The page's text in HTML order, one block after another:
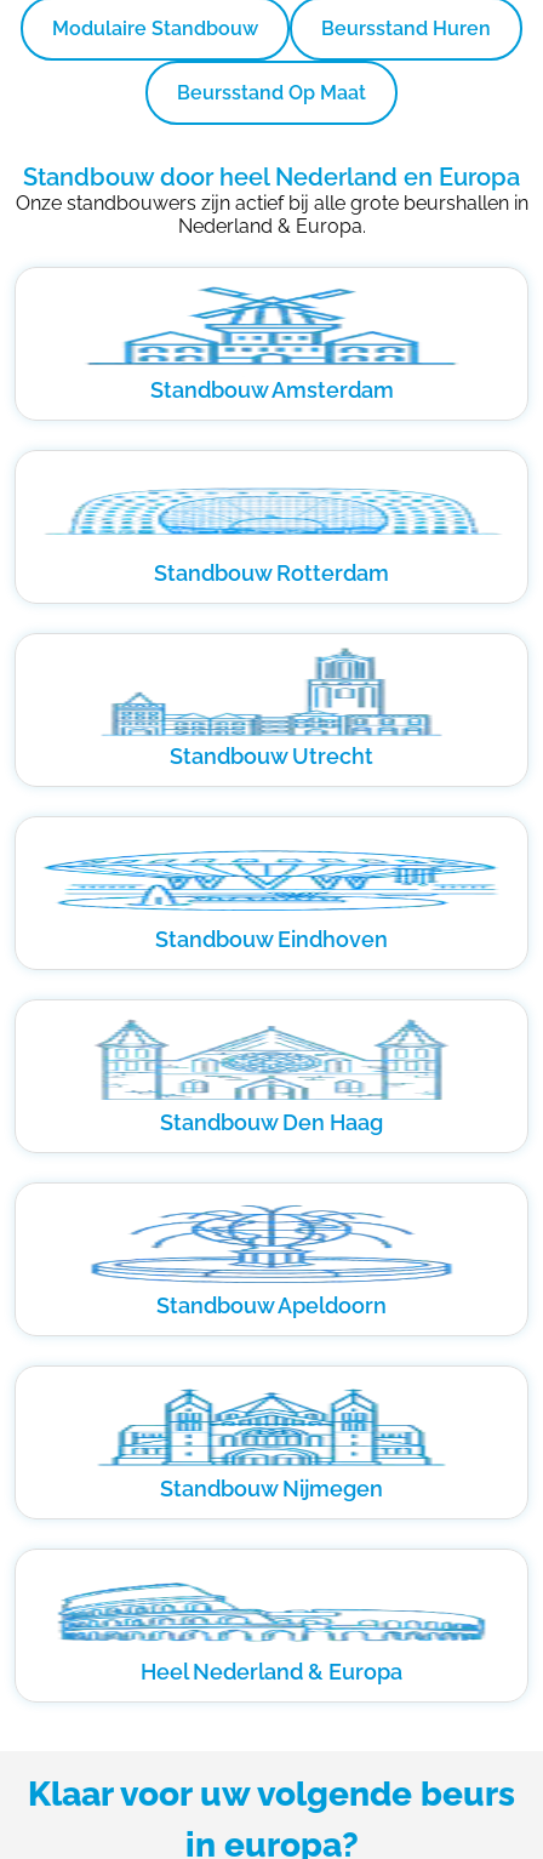
Modulaire Standbouw Beursstand Huren
Beursstand Op Maat
Standbouw door heel Nederland en Europa
Onze standbouwers zijn actief bij alle grote beurshallen in
Nederland & Europa.
Standbouw Amsterdam
Standbouw Rotterdam
Standbouw Utrecht
Standbouw Eindhoven
Standbouw Den Haag
Standbouw Apeldoorn
Standbouw Nijmegen
Heel Nederland & Europa
Klaar voor uw volgende beurs
in europa?